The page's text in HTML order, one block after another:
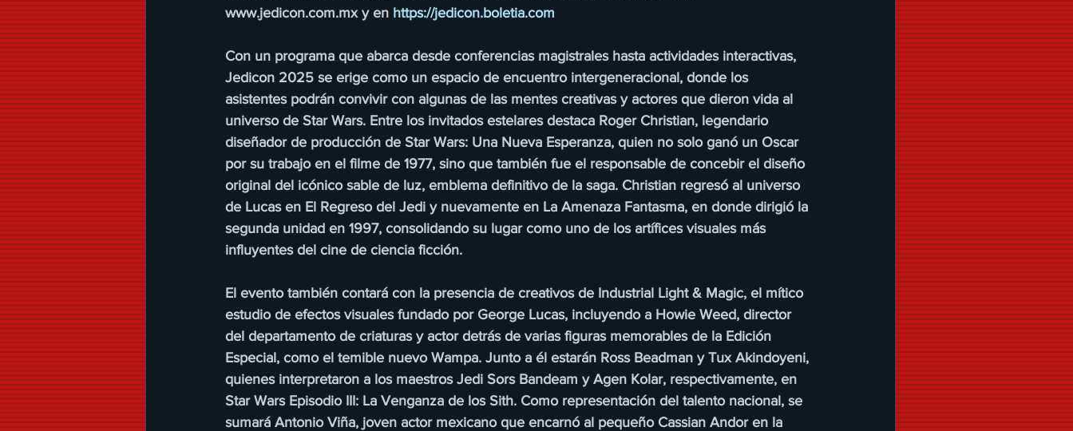
www.jedicon.com.mx y en https://jedicon.boletia.com
Con un programa que abarca desde conferencias magistrales hasta actividades interactivas,
Jedicon 2025 se erige como un espacio de encuentro intergeneracional, donde los
asistentes podrán convivir con algunas de las mentes creativas y actores que dieron vida al
universo de Star Wars. Entre los invitados estelares destaca Roger Christian, legendario
diseñador de producción de Star Wars: Una Nueva Esperanza, quien no solo ganó un Oscar
por su trabajo en el filme de 1977, sino que también fue el responsable de concebir el diseño
original del icónico sable de luz, emblema definitivo de la saga. Christian regresó al universo
de Lucas en El Regreso del Jedi y nuevamente en La Amenaza Fantasma, en donde dirigió la
segunda unidad en 1997, consolidando su lugar como uno de los artífices visuales más
influyentes del cine de ciencia ficción.
El evento también contará con la presencia de creativos de Industrial Light & Magic, el mítico
estudio de efectos visuales fundado por George Lucas, incluyendo a Howie Weed, director
del departamento de criaturas y actor detrás de varias figuras memorables de la Edición
Especial, como el temible nuevo Wampa. Junto a él estarán Ross Beadman y Tux Akindoyeni,
quienes interpretaron a los maestros Jedi Sors Bandeam y Agen Kolar, respectivamente, en
Star Wars Episodio III: La Venganza de los Sith. Como representación del talento nacional, se
sumará Antonio Viña, joven actor mexicano que encarnó al pequeño Cassian Andor en la